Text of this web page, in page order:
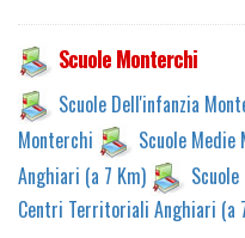
Scuole Monterchi
Scuole Dell'infanzia
Monterchi
Scuole Medie
Anghiari (a 7 Km)
Centri Territoriali Anghiari (a